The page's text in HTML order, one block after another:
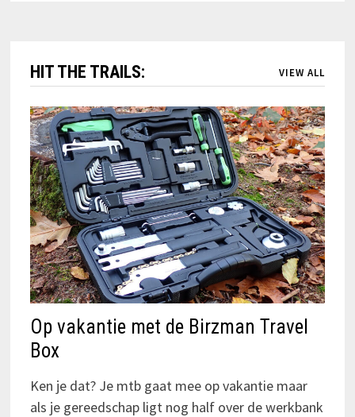
HIT THE TRAILS: VIEW ALL
Op vakantie met de Birzman Travel
Box
Ken je dat? Je mtb gaat mee op vakantie maar
als je gereedschap ligt nog half over de werkbank